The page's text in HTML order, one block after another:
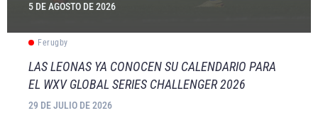
5 DE AGOSTO DE 2026
Ferugby
LAS LEONAS YA CONOCEN SU CALENDARIO PARA
EL WXV GLOBAL SERIES CHALLENGER 2026
29 DE JULIO DE 2026